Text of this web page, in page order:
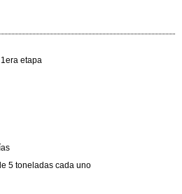
etapa
5 toneladas cada uno